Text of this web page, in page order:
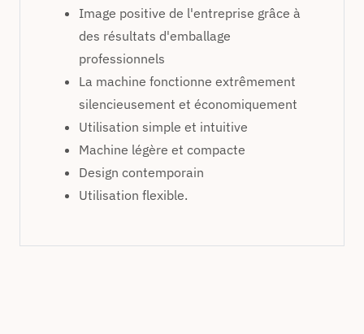
Image positive de l'entreprise grâce à
des résultats d'emballage
professionnels
La machine fonctionne extrêmement
silencieusement et économiquement
Utilisation simple et intuitive
Machine légère et compacte
Design contemporain
Utilisation flexible.